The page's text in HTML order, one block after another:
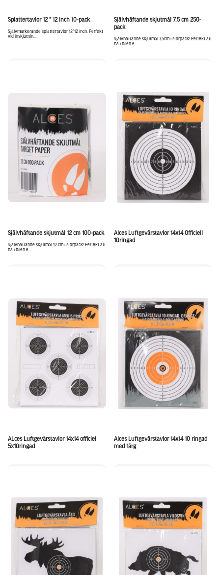
Splattertavlor 12 * 12 inch 10-pack
Självmarkerande splattertavlor 12*12 inch. Perfekt
vid inskjutnin...
Självhäftande skjutmål 7,5 cm 250-
pack
Självhäftande skjutmål 7,5cm i storpack! Perfekt att
ha i bilen e...
Självhäftande skjutmål 12 cm 100-pack
Självhäftande skjutmål 12 cm i storpack! Perfekt att
ha i bilen e...
Alces Luftgevärstavlor 14x14 Officiell
10ringad
ALces Luftgevärstavlor 14x14 officiel
5x10ringad
Alces Luftgevärstavlor 14x14 10 ringad
med färg